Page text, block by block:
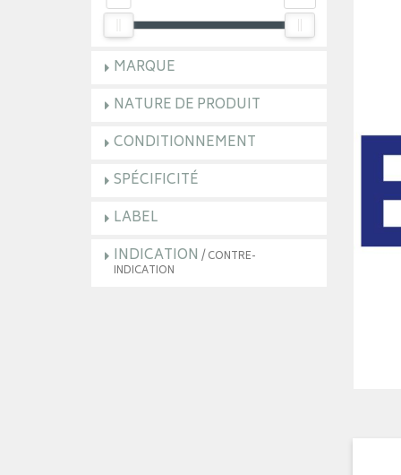
MARQUE
NATURE DE PRODUIT
CONDITIONNEMENT
SPÉCIFICITÉ
LABEL
INDICATION / CONTRE-
INDICATION